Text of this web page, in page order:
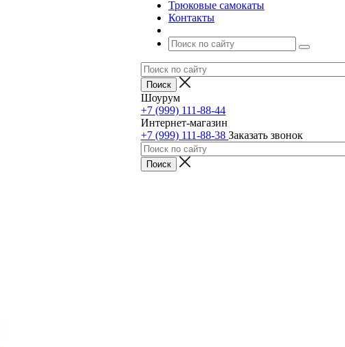
Трюковые самокаты
Контакты
Шоурум
+7 (999) 111-88-44
Интернет-магазин
+7 (999) 111-88-38 Заказать звонок